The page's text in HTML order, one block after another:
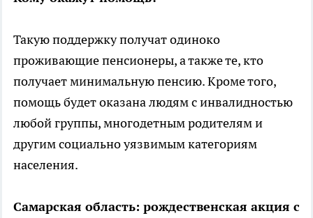
Такую поддержку получат одиноко
проживающие пенсионеры, а также те, кто
получает минимальную пенсию. Кроме того,
помощь будет оказана людям с инвалидностью
любой группы, многодетным родителям и
другим социально уязвимым категориям
населения.
Самарская область: рождественская акция с